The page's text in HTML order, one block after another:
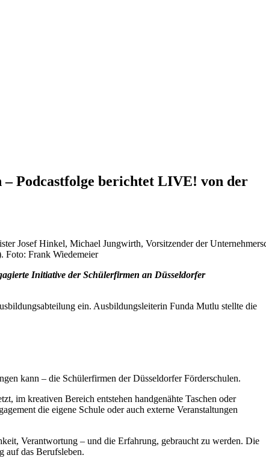
Podcastfolge berichtet LIVE! von der
Josef Hinkel, Michael Jungwirth, Vorsitzender der
Foto: Frank Wiedemeier
Initiative der Schülerfirmen an Düsseldorfer
ein. Ausbildungsleiterin Funda Mutlu stellte die
kann – die Schülerfirmen der Düsseldorfer Förderschulen.
im kreativen Bereich entstehen handgenähte Taschen oder
die eigene Schule oder auch externe Veranstaltungen
Verantwortung – und die Erfahrung, gebraucht zu werden. Die
auf das Berufsleben.